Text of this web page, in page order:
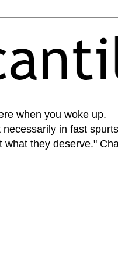
when you woke up.
in fast
what they deserve."